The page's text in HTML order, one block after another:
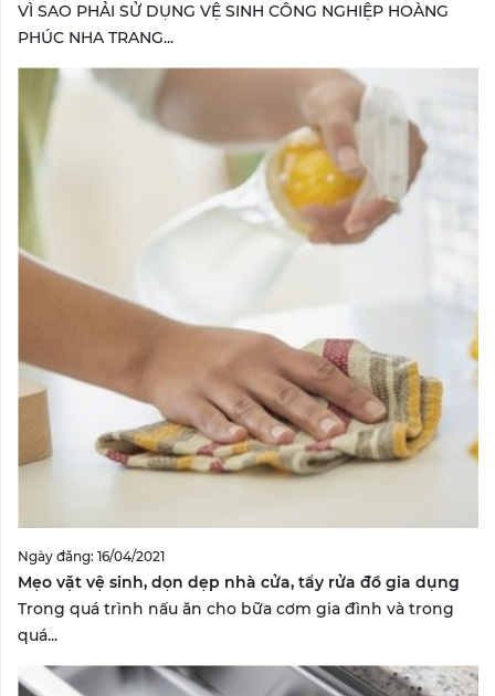
VÌ SAO PHẢI SỬ DỤNG VỆ SINH CÔNG NGHIỆP HOÀNG
PHÚC NHA TRANG...
Ngày đăng: 16/04/2021
Mẹo vặt vệ sinh, dọn dẹp nhà cửa, tẩy rửa đồ gia dụng
Trong quá trình nấu ăn cho bữa cơm gia đình và trong
quá...